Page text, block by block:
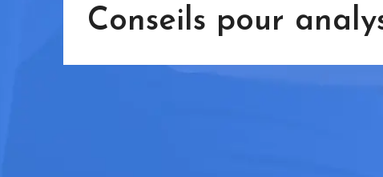
Conseils pour